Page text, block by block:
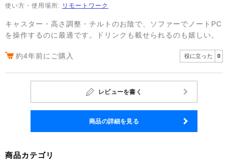
使い方・使用場所: リモートワーク
キャスター・高さ調整・チルトのお陰で、ソファーでノートPC
を操作するのに最適です。ドリンクも載せられるのも嬉しい。
約4年前にご購入 役に立った 0
レビューを書く
商品の詳細を見る
商品カテゴリ